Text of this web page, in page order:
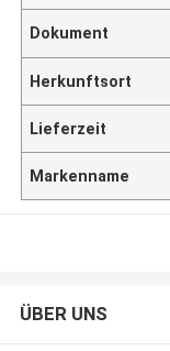
Dokument
Herkunftsort
Lieferzeit
Markenname
ÜBER UNS